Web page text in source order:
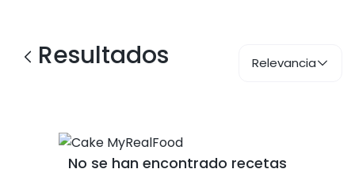
Resultados Relevancia
No se han encontrado recetas